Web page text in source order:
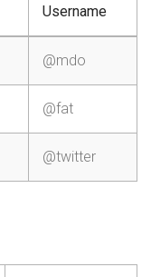
Username
@mdo
@fat
@twitter